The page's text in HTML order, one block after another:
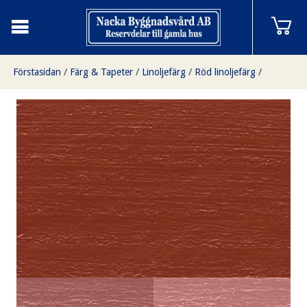
Förstasidan / Färg & Tapeter / Linoljefärg / Röd linoljefärg /
Engelskt röd 1 liter